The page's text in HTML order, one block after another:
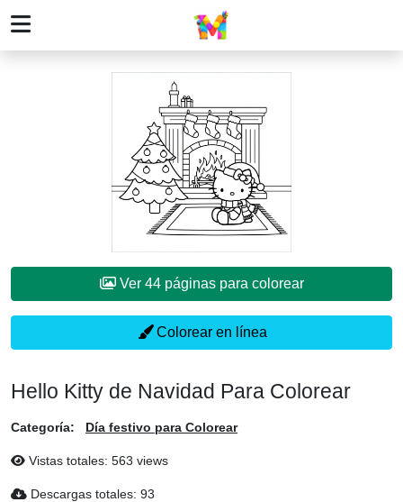
Ver 44 páginas para colorear
Colorear en línea
Hello Kitty de Navidad Para Colorear
Categoría: Día festivo para Colorear
Vistas totales: 563 views
Descargas totales: 93